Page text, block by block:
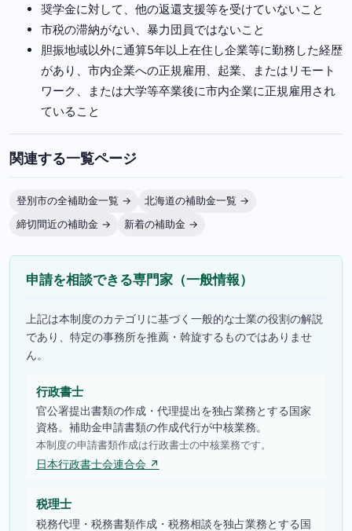
奨学金に対して、他の返還支援等を受けていないこと
市税の滞納がない、暴力団員ではないこと
胆振地域以外に通算5年以上在住し企業等に勤務した経歴
があり、市内企業への正規雇用、起業、またはリモート
ワーク、または大学等卒業後に市内企業に正規雇用され
ていること
関連する一覧ページ
登別市の全補助金一覧 →
北海道の補助金一覧 →
締切間近の補助金 →
新着の補助金 →
申請を相談できる専門家（一般情報）
上記は本制度のカテゴリに基づく一般的な士業の役割の解説
であり、特定の事務所を推薦・斡旋するものではありませ
ん。
行政書士
官公署提出書類の作成・代理提出を独占業務とする国家
資格。補助金申請書類の作成代行が中核業務。
本制度の申請書類作成は行政書士の中核業務です。
日本行政書士会連合会 ↗
税理士
税務代理・税務書類作成・税務相談を独占業務とする国